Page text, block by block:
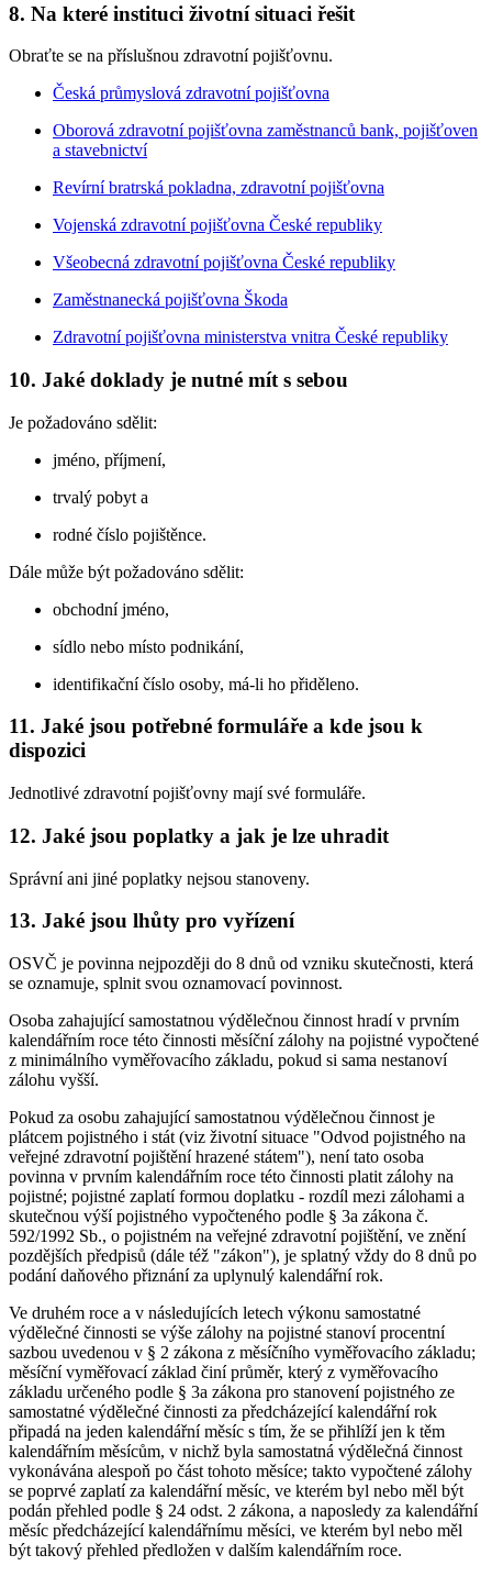
8. Na které instituci životní situaci řešit
Obraťte se na příslušnou zdravotní pojišťovnu.
Česká průmyslová zdravotní pojišťovna
Oborová zdravotní pojišťovna zaměstnanců bank, pojišťoven
a stavebnictví
Revírní bratrská pokladna, zdravotní pojišťovna
Vojenská zdravotní pojišťovna České republiky
Všeobecná zdravotní pojišťovna České republiky
Zaměstnanecká pojišťovna Škoda
Zdravotní pojišťovna ministerstva vnitra České republiky
10. Jaké doklady je nutné mít s sebou
Je požadováno sdělit:
jméno, příjmení,
trvalý pobyt a
rodné číslo pojištěnce.
Dále může být požadováno sdělit:
obchodní jméno,
sídlo nebo místo podnikání,
identifikační číslo osoby, má-li ho přiděleno.
11. Jaké jsou potřebné formuláře a kde jsou k
dispozici
Jednotlivé zdravotní pojišťovny mají své formuláře.
12. Jaké jsou poplatky a jak je lze uhradit
Správní ani jiné poplatky nejsou stanoveny.
13. Jaké jsou lhůty pro vyřízení
OSVČ je povinna nejpozději do 8 dnů od vzniku skutečnosti, která
se oznamuje, splnit svou oznamovací povinnost.
Osoba zahajující samostatnou výdělečnou činnost hradí v prvním
kalendářním roce této činnosti měsíční zálohy na pojistné vypočtené
z minimálního vyměřovacího základu, pokud si sama nestanoví
zálohu vyšší.
Pokud za osobu zahajující samostatnou výdělečnou činnost je
plátcem pojistného i stát (viz životní situace "Odvod pojistného na
veřejné zdravotní pojištění hrazené státem"), není tato osoba
povinna v prvním kalendářním roce této činnosti platit zálohy na
pojistné; pojistné zaplatí formou doplatku - rozdíl mezi zálohami a
skutečnou výší pojistného vypočteného podle § 3a zákona č.
592/1992 Sb., o pojistném na veřejné zdravotní pojištění, ve znění
pozdějších předpisů (dále též "zákon"), je splatný vždy do 8 dnů po
podání daňového přiznání za uplynulý kalendářní rok.
Ve druhém roce a v následujících letech výkonu samostatné
výdělečné činnosti se výše zálohy na pojistné stanoví procentní
sazbou uvedenou v § 2 zákona z měsíčního vyměřovacího základu;
měsíční vyměřovací základ činí průměr, který z vyměřovacího
základu určeného podle § 3a zákona pro stanovení pojistného ze
samostatné výdělečné činnosti za předcházející kalendářní rok
připadá na jeden kalendářní měsíc s tím, že se přihlíží jen k těm
kalendářním měsícům, v nichž byla samostatná výdělečná činnost
vykonávána alespoň po část tohoto měsíce; takto vypočtené zálohy
se poprvé zaplatí za kalendářní měsíc, ve kterém byl nebo měl být
podán přehled podle § 24 odst. 2 zákona, a naposledy za kalendářní
měsíc předcházející kalendářnímu měsíci, ve kterém byl nebo měl
být takový přehled předložen v dalším kalendářním roce.